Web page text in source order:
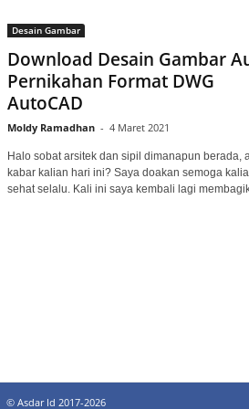
Desain Gambar
Download Desain Gambar
Pernikahan Format DWG
AutoCAD
Moldy Ramadhan - 4 Maret 2021
Halo sobat arsitek dan sipil dimanapun berada,
kabar kalian hari ini? Saya doakan semoga
sehat selalu. Kali ini saya kembali lagi
© Asdar Id 2017-2026